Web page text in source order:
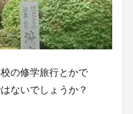
の修学旅行とかで
ないでしょうか？